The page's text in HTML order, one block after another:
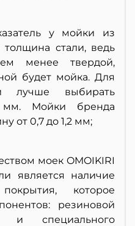
у мойки из
стали, ведь
менее твердой,
будет мойка. Для
лучше выбирать
Мойки бренда
от 0,7 до 1,2 мм;
моек OMOIKIRI
является наличие
которое
резиновой
специального